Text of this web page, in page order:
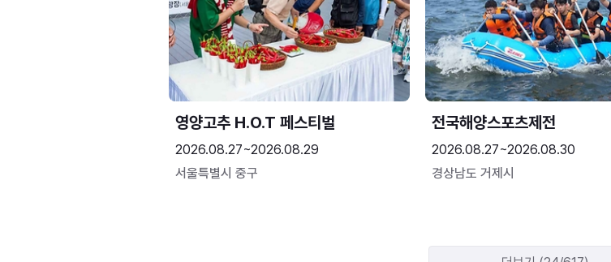
영양고추 H.O.T 페스티벌
2026.08.27~2026.08.29
서울특별시 중구
전국해양스포츠제전
2026.08.27~2026.08.30
경상남도 거제시